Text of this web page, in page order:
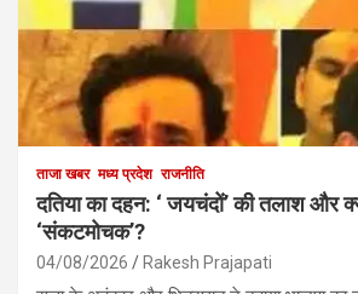
ताजा खबर मध्य प्रदेश राजनीति
दतिया का दहन: ‘ जयचंदों’ की तलाश और
‘संकटमोचक’?
04/08/2026 Rakesh Prajapati